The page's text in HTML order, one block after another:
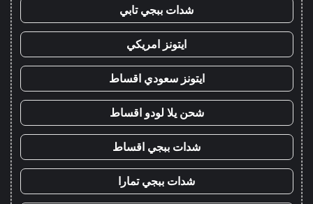
شدات ببجي تابي
ايتونز امريكي
ايتونز سعودي اقساط
شحن يلا لودو اقساط
شدات ببجي اقساط
شدات ببجي تمارا